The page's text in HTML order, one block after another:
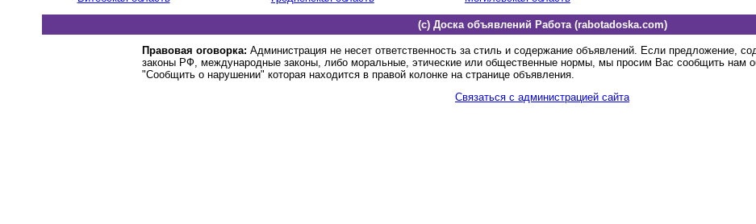
(c) Доска объявлений Работа (rabotadoska.com)
Правовая оговорка: Администрация не несет ответственность за стиль и содержание объявлений. Если предложение,
законы РФ, международные законы, либо моральные, этические или общественные нормы, мы просим Вас сообщить нам
"Сообщить о нарушении" которая находится в правой колонке на странице объявления.
Связаться с администрацией сайта